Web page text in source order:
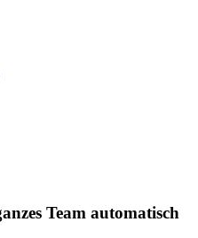
Team automatisch